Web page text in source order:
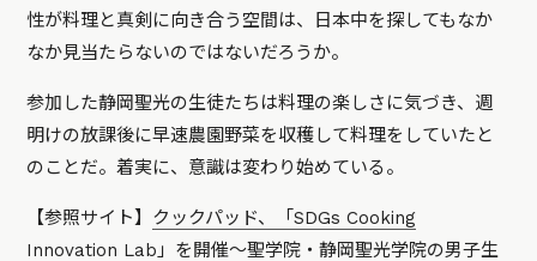
性が料理と真剣に向き合う空間は、日本中を探してもなか
なか見当たらないのではないだろうか。
参加した静岡聖光の生徒たちは料理の楽しさに気づき、週
明けの放課後に早速農園野菜を収穫して料理をしていたと
のことだ。着実に、意識は変わり始めている。
【参照サイト】 クックパッド、「SDGs Cooking
Innovation Lab」を開催〜聖学院・静岡聖光学院の男子生